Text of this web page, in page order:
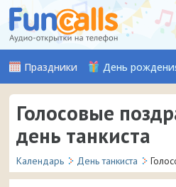
Праздники День
Голосовые
день танкиста
Календарь День танкиста